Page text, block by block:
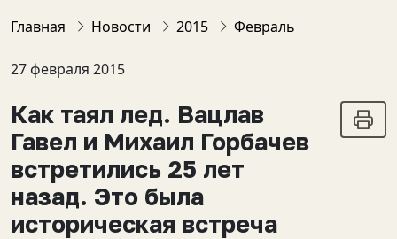
Главная Новости 2015 Февраль
27 февраля 2015
Как таял лед. Вацлав
Гавел и Михаил Горбачев
встретились 25 лет
назад. Это была
историческая встреча